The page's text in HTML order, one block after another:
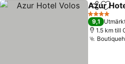
Dela
Azur
4 Stjärnor
9,1
1.5 km till